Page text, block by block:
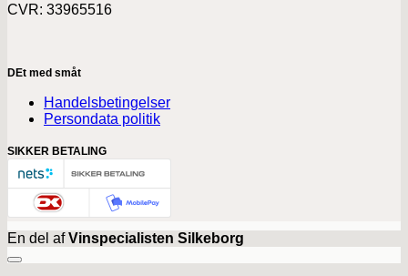
CVR: 33965516
DEt med småt
Handelsbetingelser
Persondata politik
SIKKER BETALING
En del afVinspecialisten Silkeborg